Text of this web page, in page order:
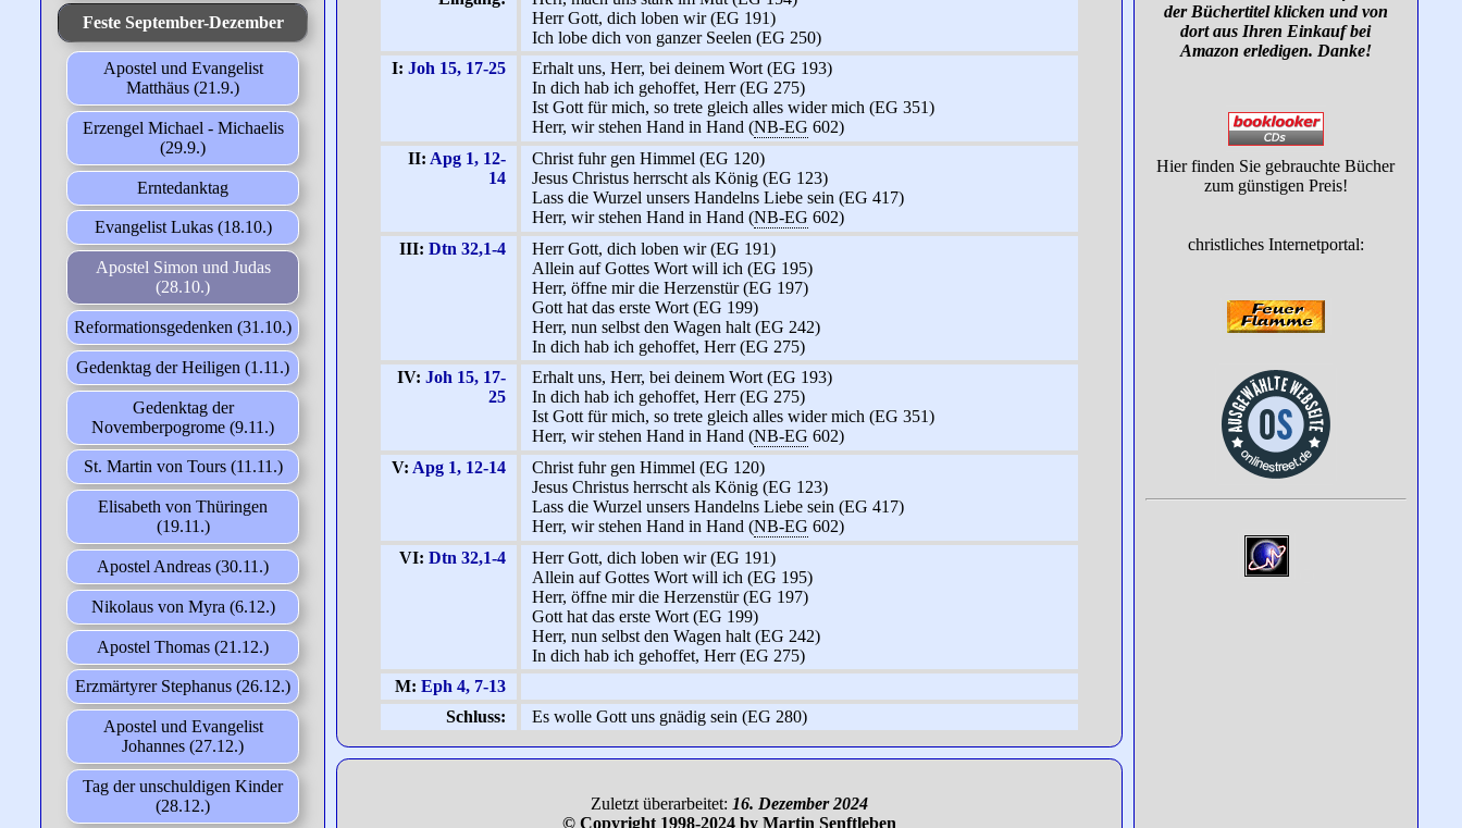
Feste September-Dezember
Apostel und Evangelist
Matthäus (21.9.)
Erzengel Michael - Michaelis
(29.9.)
Erntedanktag
Evangelist Lukas (18.10.)
Apostel Simon und Judas
(28.10.)
Reformationsgedenken (31.10.)
Gedenktag der Heiligen (1.11.)
Gedenktag der
Novemberpogrome (9.11.)
St. Martin von Tours (11.11.)
Elisabeth von Thüringen
(19.11.)
Apostel Andreas (30.11.)
Nikolaus von Myra (6.12.)
Apostel Thomas (21.12.)
Erzmärtyrer Stephanus (26.12.)
Apostel und Evangelist
Johannes (27.12.)
Tag der unschuldigen Kinder
(28.12.)
Herr Gott, dich loben wir (EG 191)
Ich lobe dich von ganzer Seelen (EG 250)
I: Joh 15, 17-25
Erhalt uns, Herr, bei deinem Wort (EG 193)
In dich hab ich gehoffet, Herr (EG 275)
Ist Gott für mich, so trete gleich alles wider mich (EG 351)
Herr, wir stehen Hand in Hand (NB-EG 602)
II: Apg 1, 12-
14
Christ fuhr gen Himmel (EG 120)
Jesus Christus herrscht als König (EG 123)
Lass die Wurzel unsers Handelns Liebe sein (EG 417)
Herr, wir stehen Hand in Hand (NB-EG 602)
III: Dtn 32,1-4
Herr Gott, dich loben wir (EG 191)
Allein auf Gottes Wort will ich (EG 195)
Herr, öffne mir die Herzenstür (EG 197)
Gott hat das erste Wort (EG 199)
Herr, nun selbst den Wagen halt (EG 242)
In dich hab ich gehoffet, Herr (EG 275)
IV: Joh 15, 17-
25
Erhalt uns, Herr, bei deinem Wort (EG 193)
In dich hab ich gehoffet, Herr (EG 275)
Ist Gott für mich, so trete gleich alles wider mich (EG 351)
Herr, wir stehen Hand in Hand (NB-EG 602)
V: Apg 1, 12-14
Christ fuhr gen Himmel (EG 120)
Jesus Christus herrscht als König (EG 123)
Lass die Wurzel unsers Handelns Liebe sein (EG 417)
Herr, wir stehen Hand in Hand (NB-EG 602)
VI: Dtn 32,1-4
Herr Gott, dich loben wir (EG 191)
Allein auf Gottes Wort will ich (EG 195)
Herr, öffne mir die Herzenstür (EG 197)
Gott hat das erste Wort (EG 199)
Herr, nun selbst den Wagen halt (EG 242)
In dich hab ich gehoffet, Herr (EG 275)
M: Eph 4, 7-13
Schluss:
Es wolle Gott uns gnädig sein (EG 280)
Zuletzt überarbeitet: 16. Dezember 2024
© Copyright 1998-2024 by Martin Senftleben
der Büchertitel klicken und von
dort aus Ihren Einkauf bei
Amazon erledigen. Danke!
Hier finden Sie gebrauchte Bücher
zum günstigen Preis!
christliches Internetportal: